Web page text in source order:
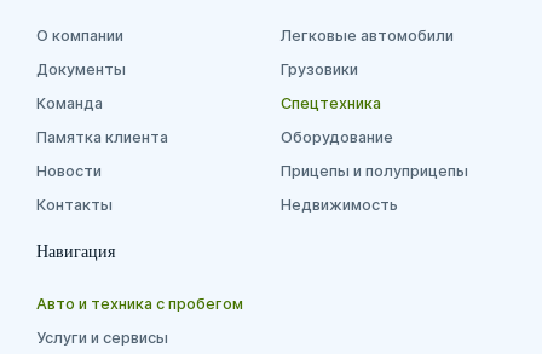
О компании
Документы
Команда
Памятка клиента
Новости
Контакты
Легковые автомобили
Грузовики
Спецтехника
Оборудование
Прицепы и полуприцепы
Недвижимость
Навигация
Авто и техника с пробегом
Услуги и сервисы